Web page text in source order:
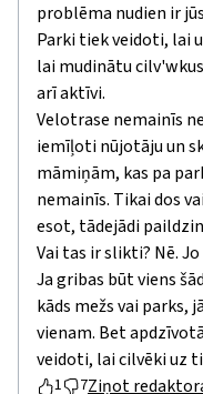
problēma nudien ir
Parki tiek veidoti, lai
lai mudinātu
arī aktīvi.
Velotrase nemainīs
iemīļoti nūjotāju un
māmiņām, kas pa
nemainīs. Tikai dos
esot, tādejādi
Vai tas ir slikti? Nē.
Ja gribas būt viens
kāds mežs vai parks,
vienam. Bet
veidoti, lai cilvēki uz
1 7Ziņot